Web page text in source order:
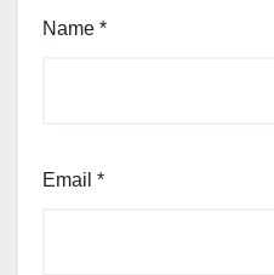
Name *
Email *